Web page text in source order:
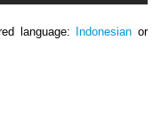
language: Indonesian or